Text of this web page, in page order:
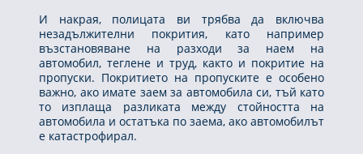
И накрая, полицата ви трябва да включва
незадължителни покрития, като например
възстановяване на разходи за наем на
автомобил, теглене и труд, както и покритие на
пропуски. Покритието на пропуските е особено
важно, ако имате заем за автомобила си, тъй като
то изплаща разликата между стойността на
автомобила и остатъка по заема, ако автомобилът
е катастрофирал.